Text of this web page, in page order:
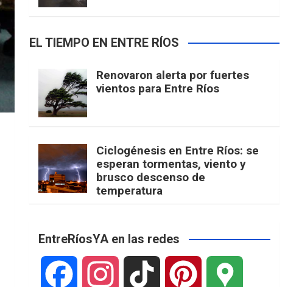
EL TIEMPO EN ENTRE RÍOS
Renovaron alerta por fuertes
vientos para Entre Ríos
Ciclogénesis en Entre Ríos: se
esperan tormentas, viento y
brusco descenso de
temperatura
EntreRíosYA en las redes